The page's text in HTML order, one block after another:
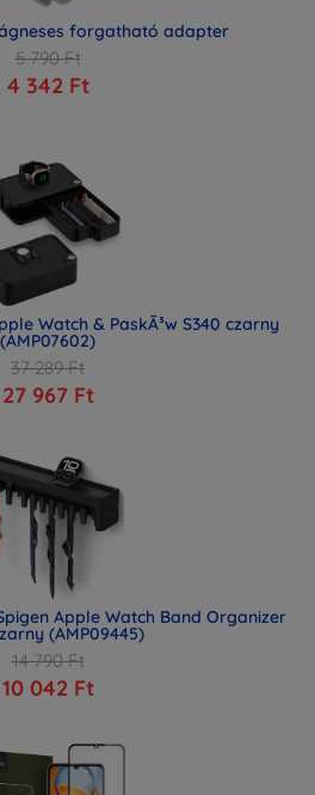
forgatható adapter
5 790 Ft
4 342 Ft
Watch & PaskÃ³w S340 czarny
(AMP07602)
37 289 Ft
27 967 Ft
Apple Watch Band Organizer
(AMP09445)
14 790 Ft
10 042 Ft